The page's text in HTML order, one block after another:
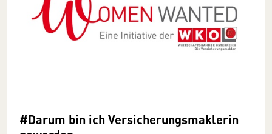
#Darum bin ich Versicherungsmaklerin